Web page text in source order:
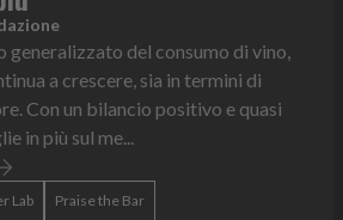
generalizzato del consumo di vino,
a crescere, sia in termini di
Con un bilancio positivo e quasi
in più sul me...
Lab Praise the Bar